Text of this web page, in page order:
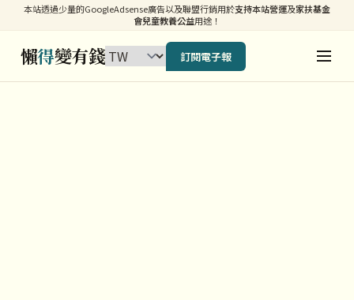
本站透過少量的GoogleAdsense廣告以及聯盟行銷用於支持本站營運及家扶基金
會兒童教養公益用途！
懶得變有錢 訂閱電子報